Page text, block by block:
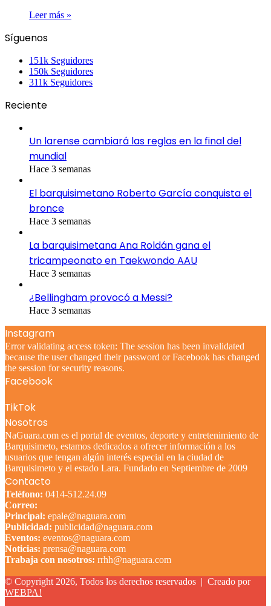
Leer más »
Síguenos
151k Seguidores
150k Seguidores
311k Seguidores
Reciente
Un larense cambiará las reglas en la final del
mundial
Hace 3 semanas
El barquisimetano Roberto García conquista el
bronce
Hace 3 semanas
La barquisimetana Ana Roldán gana el
tricampeonato en Taekwondo AAU
Hace 3 semanas
¿Bellingham provocó a Messi?
Hace 3 semanas
Instagram
Error validating access token: The session has been invalidated
because the user changed their password or Facebook has changed
the session for security reasons.
Facebook
TikTok
Nosotros
NaGuara.com es el portal de eventos, deporte y entretenimiento de
Barquisimeto, estamos dedicados a ofrecer información a los
usuarios que tengan algún interés especial en la ciudad de
Barquisimeto y el estado Lara. Fundado en Septiembre de 2009
Contacto
Teléfono: 0414-512.24.09
Correo:
Principal: epale@naguara.com
Publicidad: publicidad@naguara.com
Eventos: eventos@naguara.com
Noticias: prensa@naguara.com
Trabaja con nosotros: rrhh@naguara.com
© Copyright 2026, Todos los derechos reservados | Creado por
WEBPA!